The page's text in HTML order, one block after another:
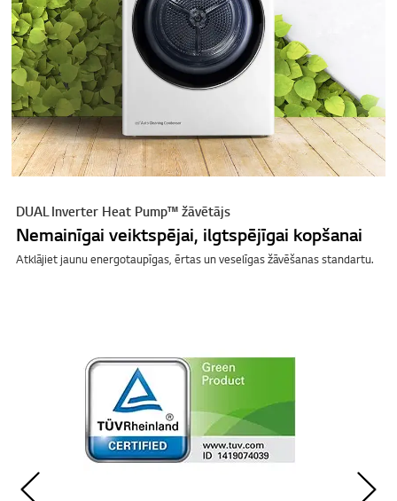
DUAL Inverter Heat Pump™ žāvētājs
Nemainīgai veiktspējai, ilgtspējīgai kopšanai
Atklājiet jaunu energotaupīgas, ērtas un veselīgas žāvēšanas standartu.